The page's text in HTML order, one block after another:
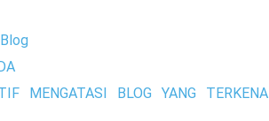
MENGATASI BLOG YANG TERKENA